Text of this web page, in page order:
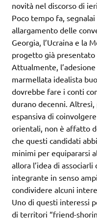
novità nel discorso di
Poco tempo fa,
allargamento delle
Georgia, l’Ucraina e la
progetto già
Attualmente, l’adesione
marmellata idealista
dovrebbe fare i conti
durano decenni.
espansiva di
orientali, non è affatto
che questi candidati
minimi per equipararsi
allora l’idea di
integrante in senso
condividere alcuni
Uno di questi interessi
di territori “friend-